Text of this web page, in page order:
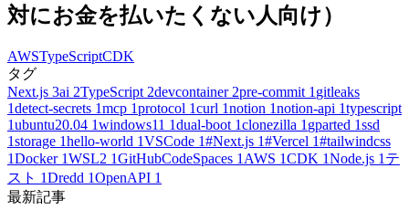
対にお金を払いたくない人向け）
AWSTypeScriptCDK
タグ
Next.js 3ai 2TypeScript 2devcontainer 2pre-commit 1 gitleaks
1detect-secrets 1mcp 1protocol 1curl 1notion 1notion-api 1typescript
1ubuntu20.04 1windows11 1dual-boot 1clonezilla 1 gparted 1ssd
1storage 1hello-world 1VSCode 1#Next.js 1#Vercel 1#tailwindcss
1Docker 1WSL2 1GitHubCodeSpaces 1 AWS 1CDK 1Node.js 1 テ
スト 1Dredd 1OpenAPI 1
最新記事